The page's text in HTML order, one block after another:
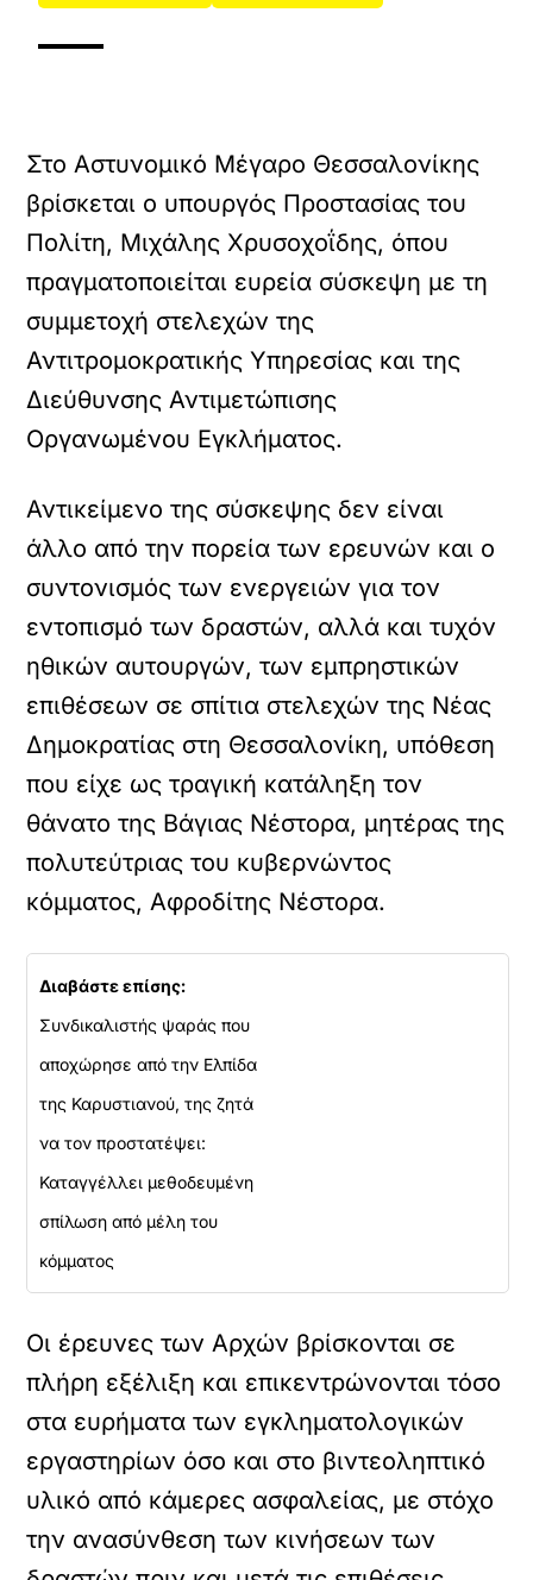
Στο Αστυνομικό Μέγαρο Θεσσαλονίκης
βρίσκεται ο υπουργός Προστασίας του
Πολίτη, Μιχάλης Χρυσοχοΐδης, όπου
πραγματοποιείται ευρεία σύσκεψη με τη
συμμετοχή στελεχών της
Αντιτρομοκρατικής Υπηρεσίας και της
Διεύθυνσης Αντιμετώπισης
Οργανωμένου Εγκλήματος.
Αντικείμενο της σύσκεψης δεν είναι
άλλο από την πορεία των ερευνών και ο
συντονισμός των ενεργειών για τον
εντοπισμό των δραστών, αλλά και τυχόν
ηθικών αυτουργών, των εμπρηστικών
επιθέσεων σε σπίτια στελεχών της Νέας
Δημοκρατίας στη Θεσσαλονίκη, υπόθεση
που είχε ως τραγική κατάληξη τον
θάνατο της Βάγιας Νέστορα, μητέρας της
πολυτεύτριας του κυβερνώντος
κόμματος, Αφροδίτης Νέστορα.
Διαβάστε επίσης:
Συνδικαλιστής ψαράς που
αποχώρησε από την Ελπίδα
της Καρυστιανού, της ζητά
να τον προστατέψει:
Καταγγέλλει μεθοδευμένη
σπίλωση από μέλη του
κόμματος
Οι έρευνες των Αρχών βρίσκονται σε
πλήρη εξέλιξη και επικεντρώνονται τόσο
στα ευρήματα των εγκληματολογικών
εργαστηρίων όσο και στο βιντεοληπτικό
υλικό από κάμερες ασφαλείας, με στόχο
την ανασύνθεση των κινήσεων των